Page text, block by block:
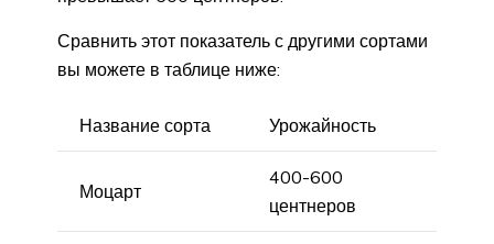
Сравнить этот показатель с другими сортами
вы можете в таблице ниже:
Название сорта Урожайность
Моцарт
400-600
центнеров